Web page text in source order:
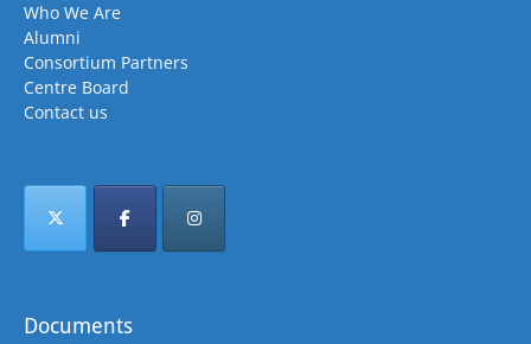
Who We Are
Alumni
Consortium Partners
Centre Board
Contact us
Documents